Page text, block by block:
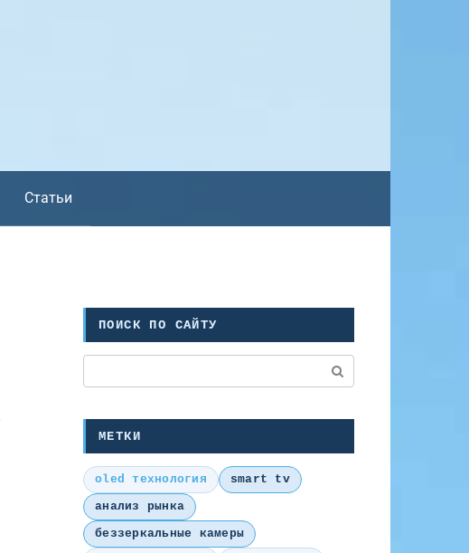
Статьи
ПОИСК ПО САЙТУ
МЕТКИ
oled технология
smart tv
анализ рынка
беззеркальные камеры